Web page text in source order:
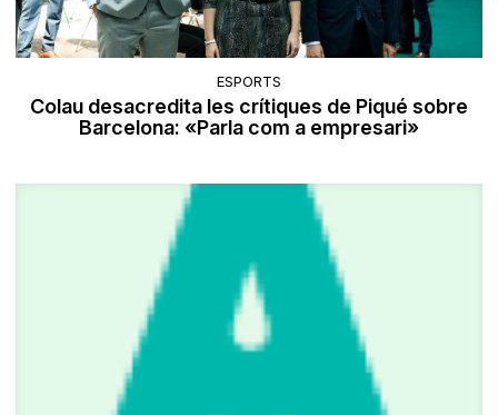
ESPORTS
Colau desacredita les crítiques de Piqué sobre
Barcelona: «Parla com a empresari»